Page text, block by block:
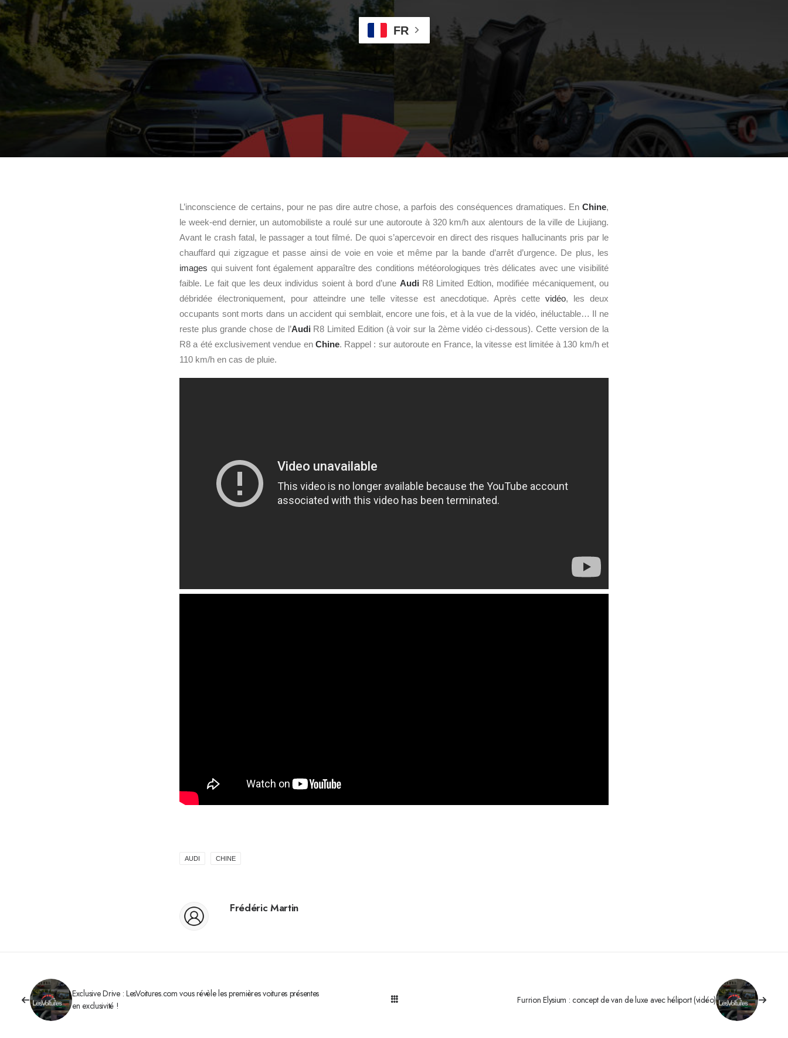
FR
L’inconscience de certains, pour ne pas dire autre chose, a parfois des conséquences dramatiques. En Chine,
le week-end dernier, un automobiliste a roulé sur une autoroute à 320 km/h aux alentours de la ville de Liujiang.
Avant le crash fatal, le passager a tout filmé. De quoi s’apercevoir en direct des risques hallucinants pris par le
chauffard qui zigzague et passe ainsi de voie en voie et même par la bande d’arrêt d’urgence. De plus, les
images qui suivent font également apparaître des conditions météorologiques très délicates avec une visibilité
faible. Le fait que les deux individus soient à bord d’une Audi R8 Limited Edtion, modifiée mécaniquement, ou
débridée électroniquement, pour atteindre une telle vitesse est anecdotique. Après cettevidéo, les deux
occupants sont morts dans un accident qui semblait, encore une fois, et à la vue de la vidéo, inéluctable… Il ne
reste plus grande chose de l’Audi R8 Limited Edition (à voir sur la 2ème vidéo ci-dessous). Cette version de la
R8 a été exclusivement vendue en Chine. Rappel : sur autoroute en France, la vitesse est limitée à 130 km/h et
110 km/h en cas de pluie.
AUDI CHINE
Frédéric Martin
Exclusive Drive : LesVoitures.com vous révèle les premières voitures présentes
en exclusivité !
Furrion Elysium : concept de van de luxe avec héliport (vidéo)